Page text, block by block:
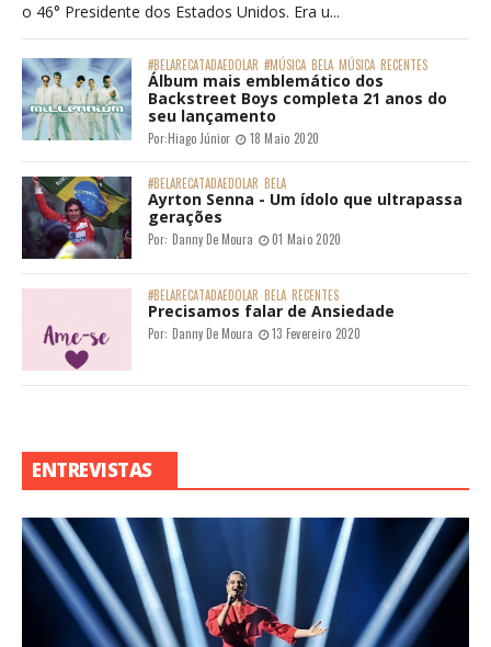
o 46° Presidente dos Estados Unidos. Era u...
#BELARECATADAEDOLAR #MÚSICA BELA MÚSICA RECENTES
Álbum mais emblemático dos
Backstreet Boys completa 21 anos do
seu lançamento
Por:Hiago Júnior 18 Maio 2020
#BELARECATADAEDOLAR BELA
Ayrton Senna - Um ídolo que ultrapassa
gerações
Por: Danny De Moura 01 Maio 2020
#BELARECATADAEDOLAR BELA RECENTES
Precisamos falar de Ansiedade
Por: Danny De Moura 13 Fevereiro 2020
ENTREVISTAS